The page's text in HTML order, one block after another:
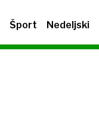
Šport Nedeljski